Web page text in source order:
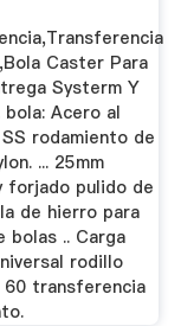
Caster Para
Systerm Y
bola: Acero al
rodamiento de
... 25mm
forjado pulido de
de hierro para
bolas .. Carga
rodillo
60 transferencia